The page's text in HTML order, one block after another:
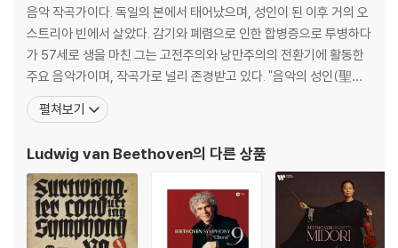
음악 작곡가이다. 독일의 본에서 태어났으며, 성인이 된 이후 거의 오
스트리아 빈에서 살았다. 감기와 폐렴으로 인한 합병증으로 투병하다
가 57세로 생을 마친 그는 고전주의와 낭만주의의 전환기에 활동한
주요 음악가이며, 작곡가로 널리 존경받고 있다. "음악의 성인(聖
人)" 또는 "악성"(樂聖)이라는 별칭으로 불리기도 한다. 가장 잘 알
려진 작품으로는 《교향곡 5번》, 《교향곡 6번》, 《교향곡 9번》, 《비창
브라반트 오스트
펼쳐보기
Ludwig van Beethoven의 다른 상품